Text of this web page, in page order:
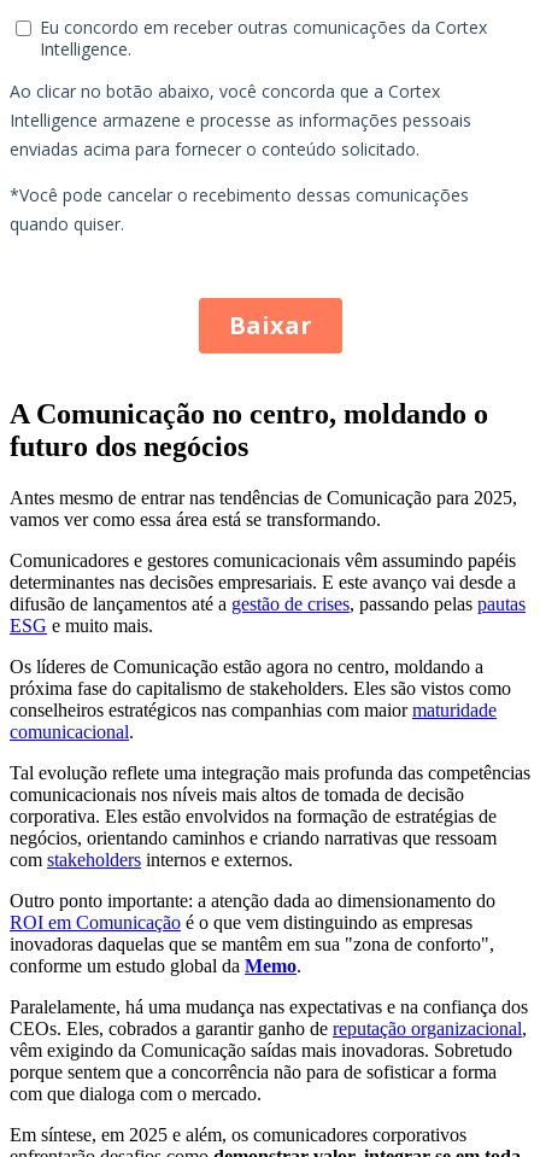
A Comunicação no centro, moldando o
futuro dos negócios
Antes mesmo de entrar nas tendências de Comunicação para 2025,
vamos ver como essa área está se transformando.
Comunicadores e gestores comunicacionais vêm assumindo papéis
determinantes nas decisões empresariais. E este avanço vai desde a
difusão de lançamentos até a gestão de crises, passando pelas pautas
ESG e muito mais.
Os líderes de Comunicação estão agora no centro, moldando a
próxima fase do capitalismo de stakeholders. Eles são vistos como
conselheiros estratégicos nas companhias com maiormaturidade
comunicacional.
Tal evolução reflete uma integração mais profunda das competências
comunicacionais nos níveis mais altos de tomada de decisão
corporativa. Eles estão envolvidos na formação de estratégias de
negócios, orientando caminhos e criando narrativas que ressoam
com stakeholders internos e externos.
Outro ponto importante: a atenção dada ao dimensionamento do
ROI em Comunicação é o que vem distinguindo as empresas
inovadoras daquelas que se mantêm em sua "zona de conforto",
conforme um estudo global da Memo.
Paralelamente, há uma mudança nas expectativas e na confiança dos
CEOs. Eles, cobrados a garantir ganho de reputação organizacional,
vêm exigindo da Comunicação saídas mais inovadoras. Sobretudo
porque sentem que a concorrência não para de sofisticar a forma
com que dialoga com o mercado.
Em síntese, em 2025 e além, os comunicadores corporativos